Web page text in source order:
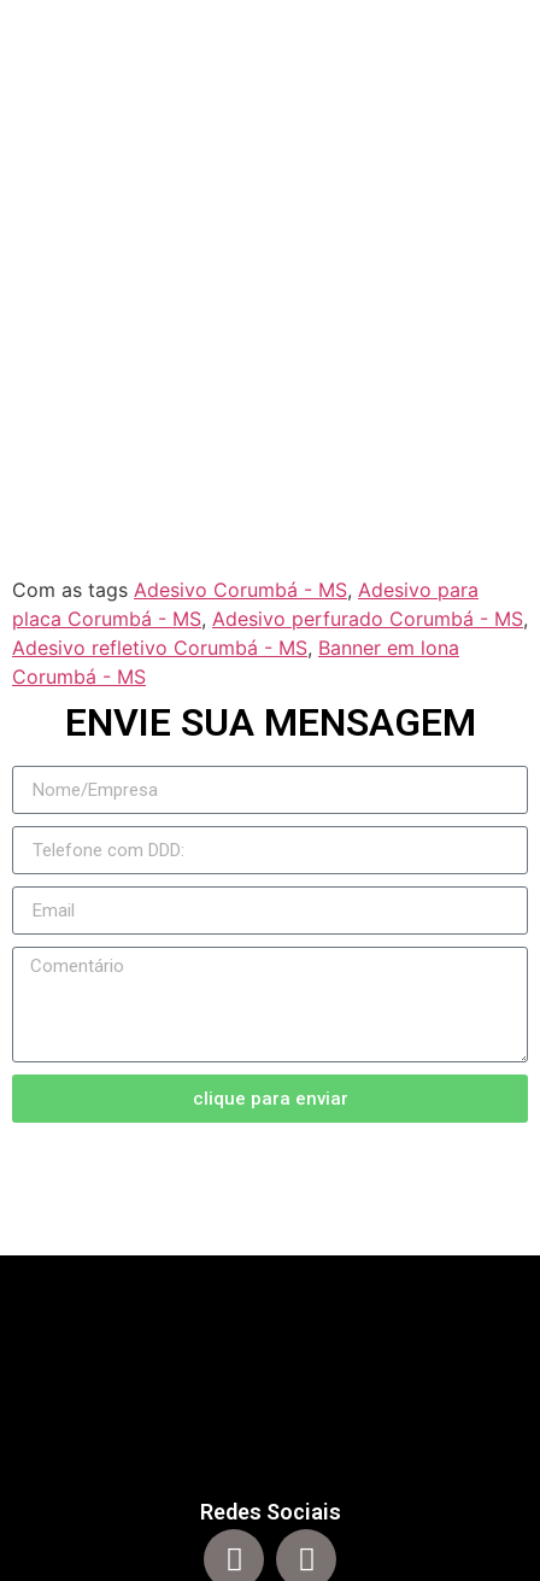
Com as tags Adesivo Corumbá - MS, Adesivo para
placa Corumbá - MS, Adesivo perfurado Corumbá - MS,
Adesivo refletivo Corumbá - MS, Banner em lona
Corumbá - MS
ENVIE SUA MENSAGEM
clique para enviar
Redes Sociais